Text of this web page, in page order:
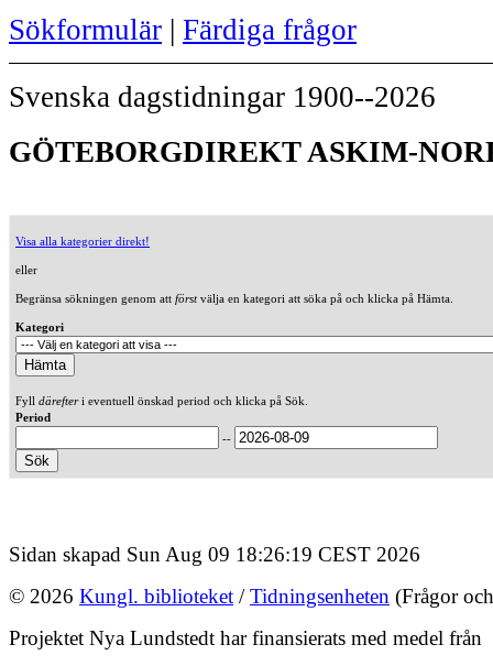
Sökformulär | Färdiga frågor
Svenska dagstidningar 1900--2026
GÖTEBORGDIREKT ASKIM-
Visa alla kategorier direkt!
eller
Begränsa sökningen genom att förstvälja en kategori att söka på och klicka på Hämta.
Kategori
Fyll därefteri eventuell önskad period och klicka på Sök.
Period
--
Sidan skapad Sun Aug 09 18:26:19 CEST 2026
© 2026 Kungl. biblioteket /Tidningsenheten (Frågor
Projektet Nya Lundstedt har finansierats med medel från